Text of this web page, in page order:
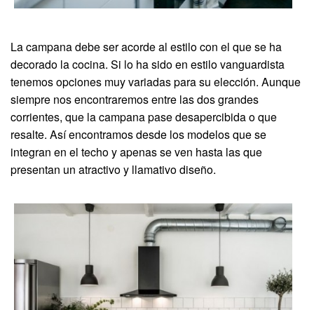
La campana debe ser acorde al estilo con el que se ha
decorado la cocina. Si lo ha sido en estilo vanguardista
tenemos opciones muy variadas para su elección. Aunque
siempre nos encontraremos entre las dos grandes
corrientes, que la campana pase desapercibida o que
resalte. Así encontramos desde los modelos que se
integran en el techo y apenas se ven hasta las que
presentan un atractivo y llamativo diseño.